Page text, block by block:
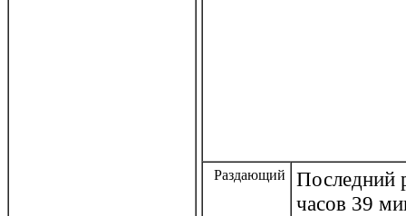
Раздающий
Последний
часов 39